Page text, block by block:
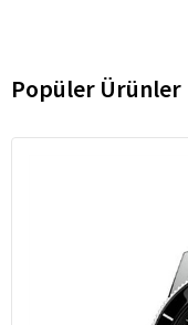
Popüler Ürünler